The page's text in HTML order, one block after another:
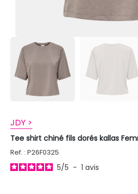
JDY >
Tee shirt chiné fils dorés kallas
Ref. : P26F0325
5/5 - 1 avis